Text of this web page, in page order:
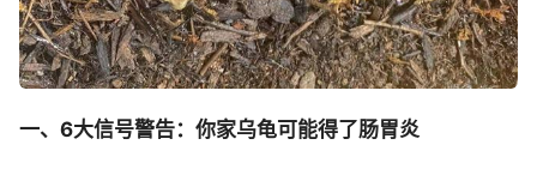
一、6大信号警告：你家乌龟可能得了肠胃炎